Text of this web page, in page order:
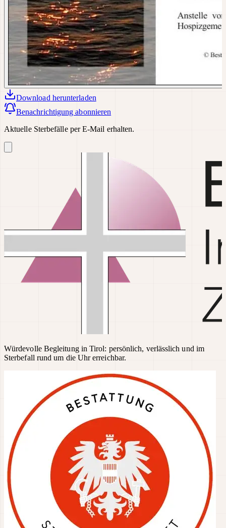
Download herunterladen
Benachrichtigung abonnieren
Aktuelle Sterbefälle per E-Mail erhalten.
Würdevolle Begleitung in Tirol: persönlich, verlässlich und im
Sterbefall rund um die Uhr erreichbar.